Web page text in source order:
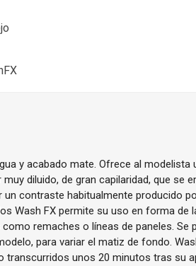
y acabado mate. Ofrece al
diluido, de gran capilaridad, que se
contraste habitualmente producido
Wash FX permite su uso en forma de
remaches o líneas de paneles. Se
para variar el matiz de fondo.
unos 20 minutos tras su